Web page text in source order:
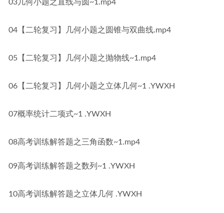
03几何小题之直线与圆~1.mp4
04【二轮复习】几何小题之圆锥与双曲线.mp4
05【二轮复习】几何小题之抛物线~1.mp4
06【二轮复习】几何小题之立体几何~1 .YWXH
07概率统计二项式~1 .YWXH
08高考训练解答题之三角函数~1.mp4
09高考训练解答题之数列~1 .YWXH
10高考训练解答题之立体几何 .YWXH